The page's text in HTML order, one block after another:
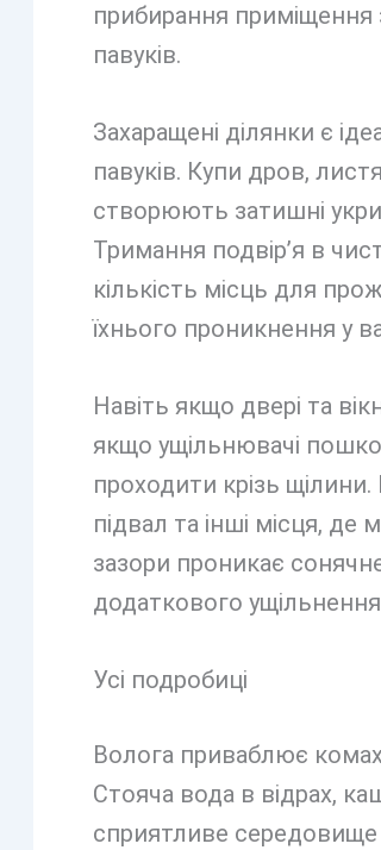
прибирання
павуків.
Захаращені ділянки є
павуків. Купи дров,
створюють затишні
Тримання подвір’я в
кількість місць для
їхнього проникнення у
Навіть якщо двері та
якщо ущільнювачі
проходити крізь
підвал та інші місця,
зазори проникає
додаткового
Усі подробиці
Волога приваблює
Стояча вода в відрах,
сприятливе